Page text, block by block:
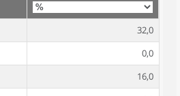
32,0
0,0
16,0